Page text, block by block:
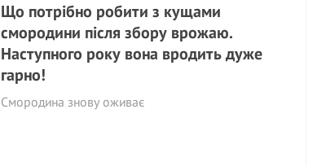
Що потрібно робити з кущами
смородини після збору врожаю.
Наступного року вона вродить дуже
гарно!
Смородина знову оживає